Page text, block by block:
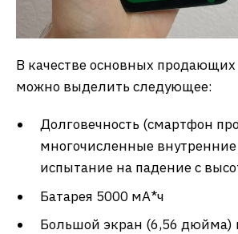
В качестве основных
можно выделить следующее:
Долговечность (смартфон
многочисленные
испытание на падение с
Батарея 5000 мА*ч
Большой экран (6,56